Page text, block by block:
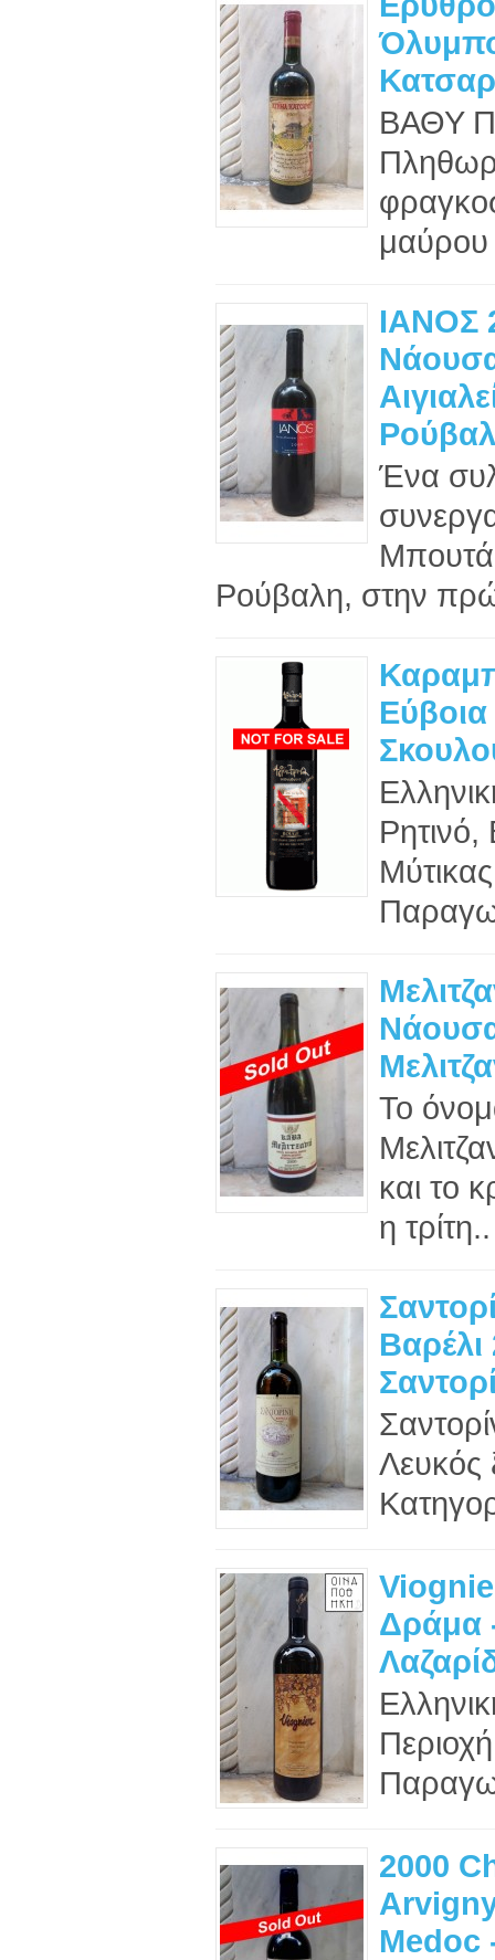
BΑΘΥ
μαύρου
ΙΑΝΟΣ
Ένα
Ρούβαλη, στην
Εύβοια
Το
και το
η τρίτη..
Βαρέλι
Λευκός
Δράμα
2000
Medoc